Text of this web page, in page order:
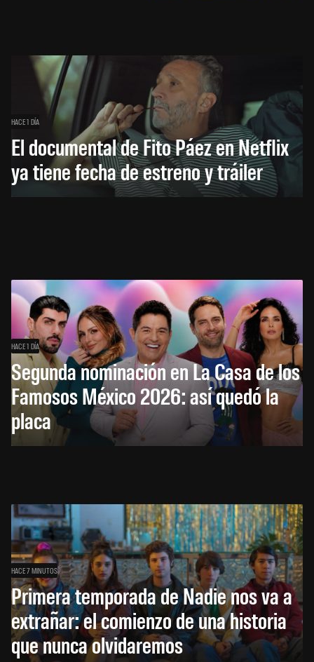
HACE 1 DÍA
El documental de Fito Páez en Netflix
ya tiene fecha de estreno y tráiler
HACE 1 DÍA
Segunda nominación en La Casa de los
Famosos México 2026: así quedó la
placa
HACE 7 MINUTOS
Primera temporada de Nadie nos va a
extrañar: el comienzo de una historia
que nunca olvidaremos